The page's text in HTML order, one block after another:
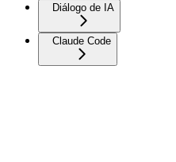
Diálogo de IA
Claude Code